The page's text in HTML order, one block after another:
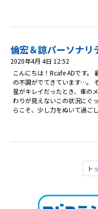
倫宏＆諒パーソナリ
2020年4月 4日 12:52
こんにちは！Rcafe ADです。
の不調がでてきています…。
星がキレイだったとき、車の
わりが見えないこの状況にぐ
らこそ、少し力をぬいて過ご
ト